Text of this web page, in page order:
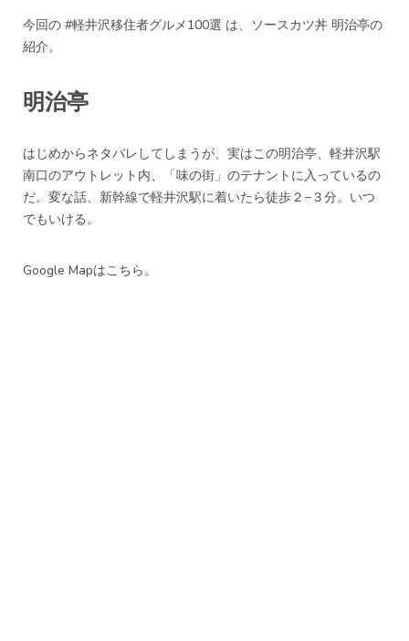
今回の #軽井沢移住者グルメ100選 は、ソースカツ丼 明治亭の
紹介。
明治亭
はじめからネタバレしてしまうが、実はこの明治亭、軽井沢駅
南口のアウトレット内、「味の街」のテナントに入っているの
だ。変な話、新幹線で軽井沢駅に着いたら徒歩２−３分。いつ
でもいける。
Google Mapはこちら。